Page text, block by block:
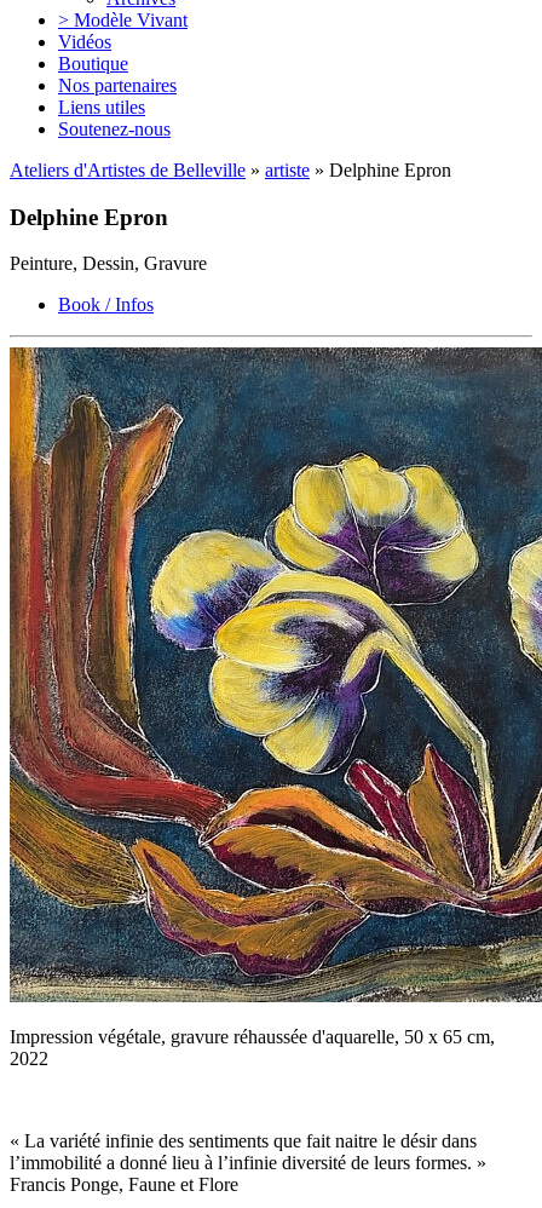
> Modèle Vivant
Vidéos
Boutique
Nos partenaires
Liens utiles
Soutenez-nous
Ateliers d'Artistes de Belleville » artiste » Delphine Epron
Delphine Epron
Peinture, Dessin, Gravure
Book / Infos
Impression végétale, gravure réhaussée d'aquarelle, 50 x 65 cm,
2022
« La variété infinie des sentiments que fait naitre le désir dans
l’immobilité a donné lieu à l’infinie diversité de leurs formes. »
Francis Ponge, Faune et Flore